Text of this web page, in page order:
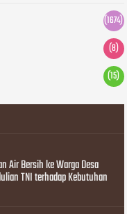
(1674)
(8)
(15)
Air Bersih ke Warga Desa
TNI terhadap Kebutuhan